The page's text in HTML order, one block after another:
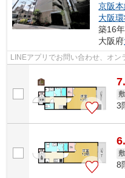
京阪本
大阪
築16
大阪府
LINEアプリでお問い合わせ、オン
3
8